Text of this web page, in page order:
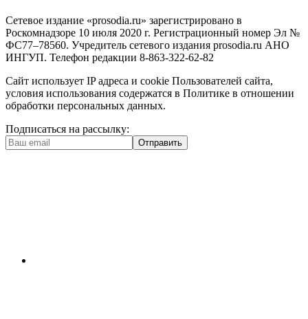
Сетевое издание «prosodia.ru» зарегистрировано в
Роскомнадзоре 10 июля 2020 г. Регистрационный номер Эл №
ФС77–78560. Учредитель сетевого издания prosodia.ru АНО
ИНГУП. Телефон редакции 8-863-322-62-82
Сайт использует IP адреса и cookie Пользователей сайта,
условия использования содержатся в Политике в отношении
обработки персональных данных.
Подписаться на рассылку:
Отправить